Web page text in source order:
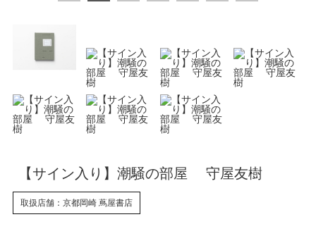
【サイン入り】潮騒の部屋 守屋友樹
取扱店舗：京都岡崎 蔦屋書店